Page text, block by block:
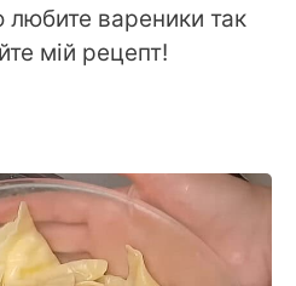
вареники так
мій рецепт!